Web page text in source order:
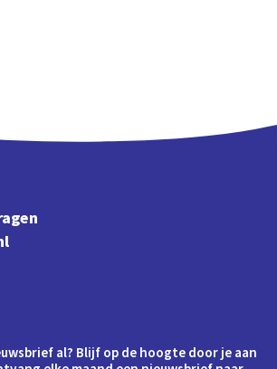
al? Blijf op de hoogte door je aan